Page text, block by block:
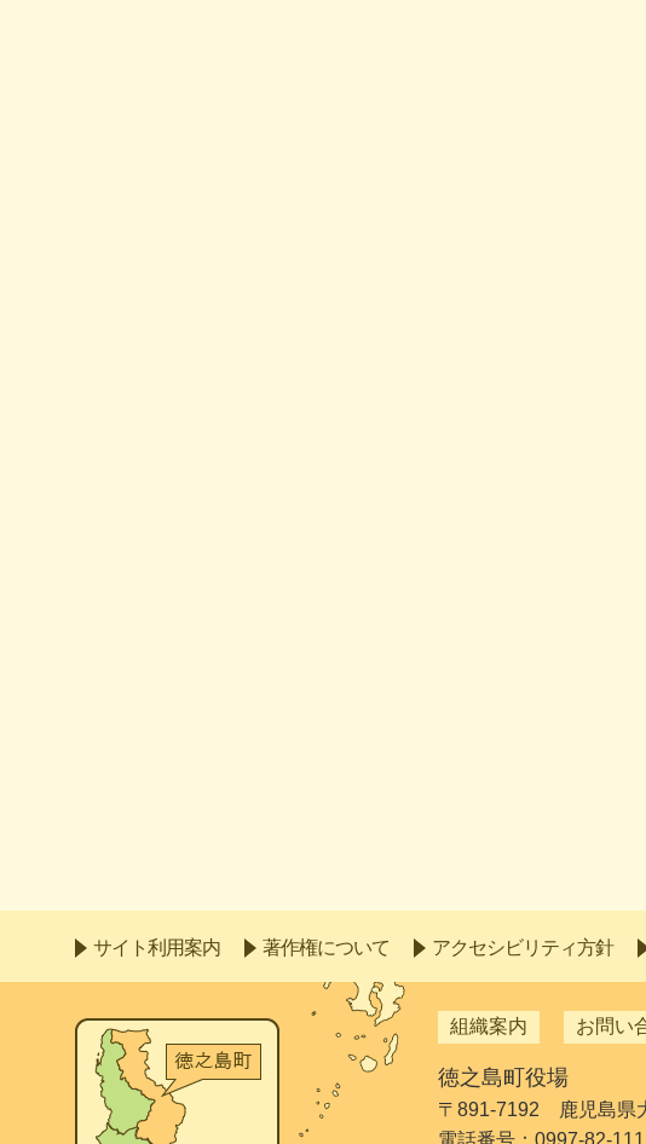
サイト利用案内 著作権について アクセシビリティ方針
組織案内 お問い
徳之島町役場
〒891-7192 鹿児島県